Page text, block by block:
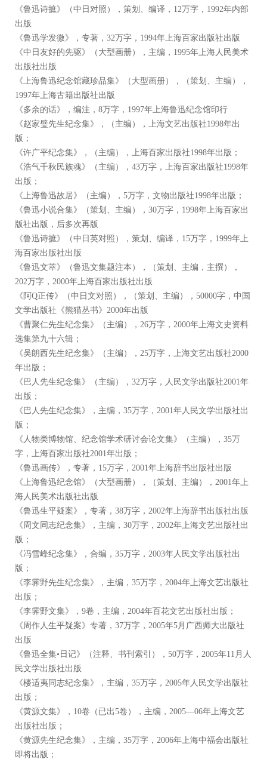
《鲁迅诗摭》（中日对照），策划、编译，12万字，1992年内部
出版
《鲁迅学发微》，专著，32万字，1994年上海百家出版社出版
《中日友好的先驱》（大型画册），主编，1995年上海人民美术
出版社出版
《上海鲁迅纪念馆藏珍品集》（大型画册），（策划、主编），
1997年上海古籍出版社出版
《多余的话》，编注，8万字，1997年上海鲁迅纪念馆印行
《赵家璧先生纪念集》，（主编），上海文艺出版社1998年出
版；
《许广平纪念集》，（主编），上海百家出版社1998年出版；
《浩气千秋民族魂》（主编），43万字，上海百家出版社1998年
出版；
《上海鲁迅故居》（主编），5万字，文物出版社1998年出版；
《鲁迅小说合集》（策划、主编），30万字，1998年上海百家出
版社出版，后多次再版
《鲁迅诗摭》（中日英对照），策划、编译，15万字，1999年上
海百家出版社出版
《鲁迅文萃》（鲁迅文集题注本），（策划、主编，主撰），
202万字，2000年上海百家出版社出版
《阿Q正传》（中日文对照），（策划、主编），50000字，中国
文学出版社《熊猫丛书》2000年出版
《曹聚仁先生纪念集》（主编），26万字，2000年上海文史资料
选集第九十六辑；
《吴朗西先生纪念集》（主编），25万字，上海文艺出版社2000
年出版；
《巴人先生纪念集》（主编），32万字，人民文学出版社2001年
出版；
《巴人先生纪念集》，主编，35万字，2001年人民文学出版社出
版；
《人物类博物馆、纪念馆学术研讨会论文集》（主编），35万
字，上海百家出版社2001年出版；
《鲁迅画传》，专著，15万字，2001年上海辞书出版社出版
《上海鲁迅纪念馆》（大型画册），（策划、主编），2001年上
海人民美术出版社出版
《鲁迅生平疑案》，专著，38万字，2002年上海辞书出版社出版
《周文同志纪念集》，主编，30万字，2002年上海文艺出版社出
版；
《冯雪峰纪念集》，合编，35万字，2003年人民文学出版社出
版；
《李霁野先生纪念集》，主编，35万字，2004年上海文艺出版社
出版；
《李霁野文集》，9卷，主编，2004年百花文艺出版社出版；
《周作人生平疑案》专著，37万字，2005年5月广西师大出版社
出版
《鲁迅全集•日记》（注释、书刊索引），50万字，2005年11月人
民文学出版社出版
《楼适夷同志纪念集》，主编，35万字，2005年人民文学出版社
出版；
《黄源文集》，10卷（已出5卷），主编，2005—06年上海文艺
出版社出版；
《黄源先生纪念集》，主编，35万字，2006年上海中福会出版社
即将出版；